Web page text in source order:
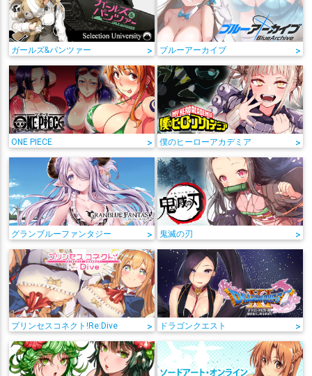
ガールズ&パンツァー > ブルーアーカイブ >
ONE PIECE > 僕のヒーローアカデミア >
グランブルーファンタジー > 鬼滅の刃 >
プリンセスコネクト!Re:Dive > ドラゴンクエスト >